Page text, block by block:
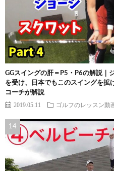
GGスイングの肝＝P5・P6の解説｜
を受け、日本でもこのスイングを拡
コーチが解説
2019.05.11 ゴルフのレッスン動